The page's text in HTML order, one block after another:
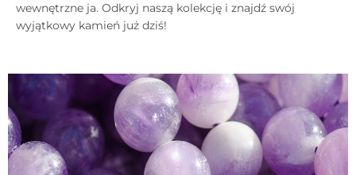
wewnętrzne ja. Odkryj naszą kolekcję i znajdź swój
wyjątkowy kamień już dziś!